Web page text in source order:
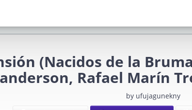
(Nacidos de la
Rafael Marín
by ufujagunekny